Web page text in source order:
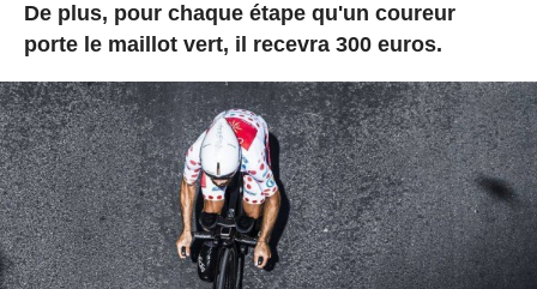
De plus, pour chaque étape qu'un coureur
porte le maillot vert, il recevra 300 euros.